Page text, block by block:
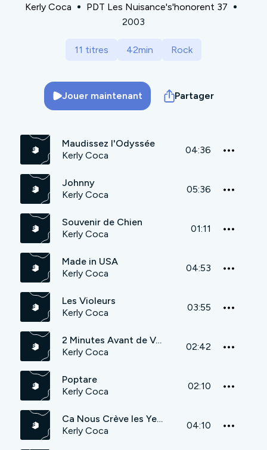
Kerly Coca
PDT Les Nuisance's'honorent 37
2003
11 titres 42min Rock
Jouer maintenant Partager
Maudissez l'Odyssée
Kerly Coca
04:36
Johnny
Kerly Coca
05:36
Souvenir de Chien
Kerly Coca
01:11
Made in USA
Kerly Coca
04:53
Les Violeurs
Kerly Coca
03:55
2 Minutes Avant de Vomir
Kerly Coca
02:42
Poptare
Kerly Coca
02:10
Ca Nous Crève les Yeux
Kerly Coca
04:10